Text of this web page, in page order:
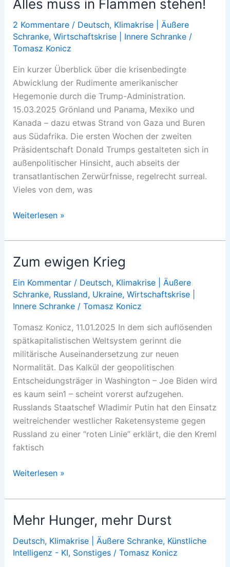
Alles muss in Flammen stehen!
2 Kommentare / Deutsch, Klimakrise | Äußere
Schranke, Wirtschaftskrise | Innere Schranke/
Tomasz Konicz
Ein kurzer Überblick über die krisenbedingte
Abwicklung der Rudimente amerikanischer
Hegemonie durch die Trump-Administration.
15.03.2025 Grönland und Panama, Mexiko und
Kanada – dazu etwas Strand von Gaza und Buren
aus Südafrika. Die ersten Wochen der zweiten
Präsidentschaft Donald Trumps gestalteten sich in
außenpolitischer Hinsicht, auch abseits der
transatlantischen Zerwürfnisse, regelrecht surreal.
Vieles von dem, was
Alles
in
Flammen
stehen!
Weiterlesen »
Zum ewigen Krieg
Ein Kommentar / Deutsch, Klimakrise | Äußere
Schranke, Russland, Ukraine, Wirtschaftskrise |
Innere Schranke/ Tomasz Konicz
Tomasz Konicz, 11.01.2025 In dem sich auflösenden
spätkapitalistischen Weltsystem gerinnt die
militärische Auseinandersetzung zur neuen
Normalität. Das Kalkül der geopolitischen
Entscheidungsträger in Washington – Joe Biden wird
es kaum sein1 – scheint vorerst aufzugehen.
Russlands Staatschef Wladimir Putin hat den Einsatz
weitreichender westlicher Raketensysteme gegen
Russland zu einer “roten Linie” erklärt, die den Kreml
faktisch
Zum
Krieg
Weiterlesen »
Mehr Hunger, mehr Durst
Deutsch, Klimakrise | Äußere Schranke, Künstliche
Intelligenz - KI, Sonstiges/ Tomasz Konicz